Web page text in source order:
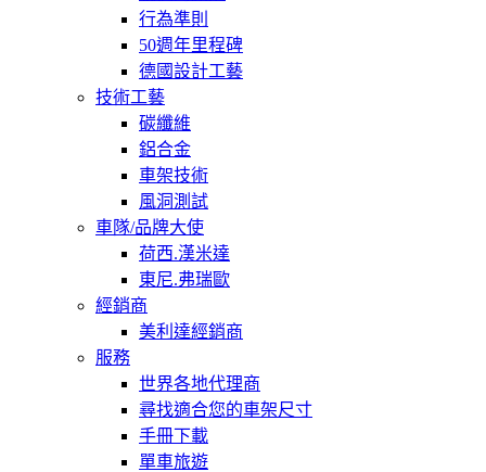
行為準則
50週年里程碑
德國設計工藝
技術工藝
碳纖維
鋁合金
車架技術
風洞測試
車隊/品牌大使
荷西.漢米達
東尼.弗瑞歐
經銷商
美利達經銷商
服務
世界各地代理商
尋找適合您的車架尺寸
手冊下載
單車旅遊